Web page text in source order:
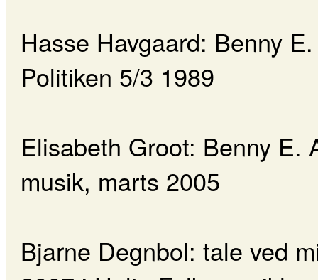
Hasse Havgaard: Benny
Politiken 5/3 1989
Elisabeth Groot: Benny E.
musik, marts 2005
Bjarne Degnbol: tale ved